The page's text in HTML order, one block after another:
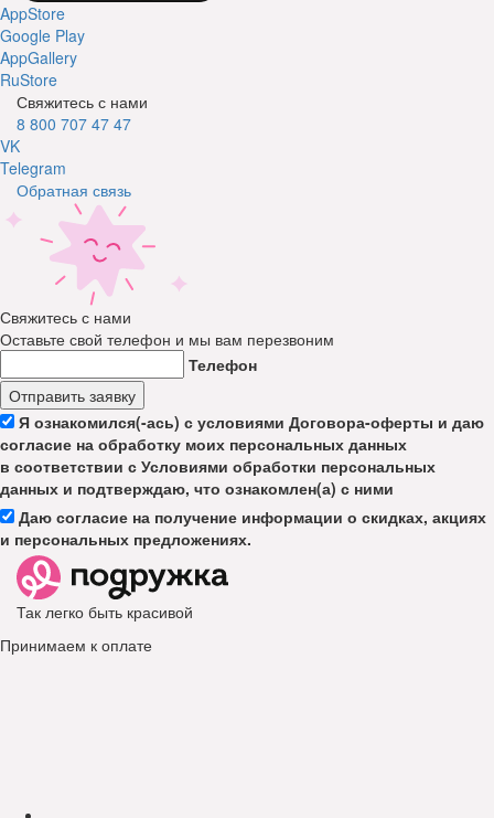
AppStore
Google Play
AppGallery
RuStore
Свяжитесь с нами
8 800 707 47 47
VK
Telegram
Обратная связь
Свяжитесь с нами
Оставьте свой телефон и мы вам перезвоним
Телефон
Отправить заявку
Я ознакомился(-ась) с условиями Договора-оферты и даю
согласие на обработку моих персональных данных
в соответствии с Условиями обработки персональных
данных и подтверждаю, что ознакомлен(а) с ними
Даю согласие на получение информации о скидках, акциях
и персональных предложениях.
Так легко быть красивой
Принимаем к оплате